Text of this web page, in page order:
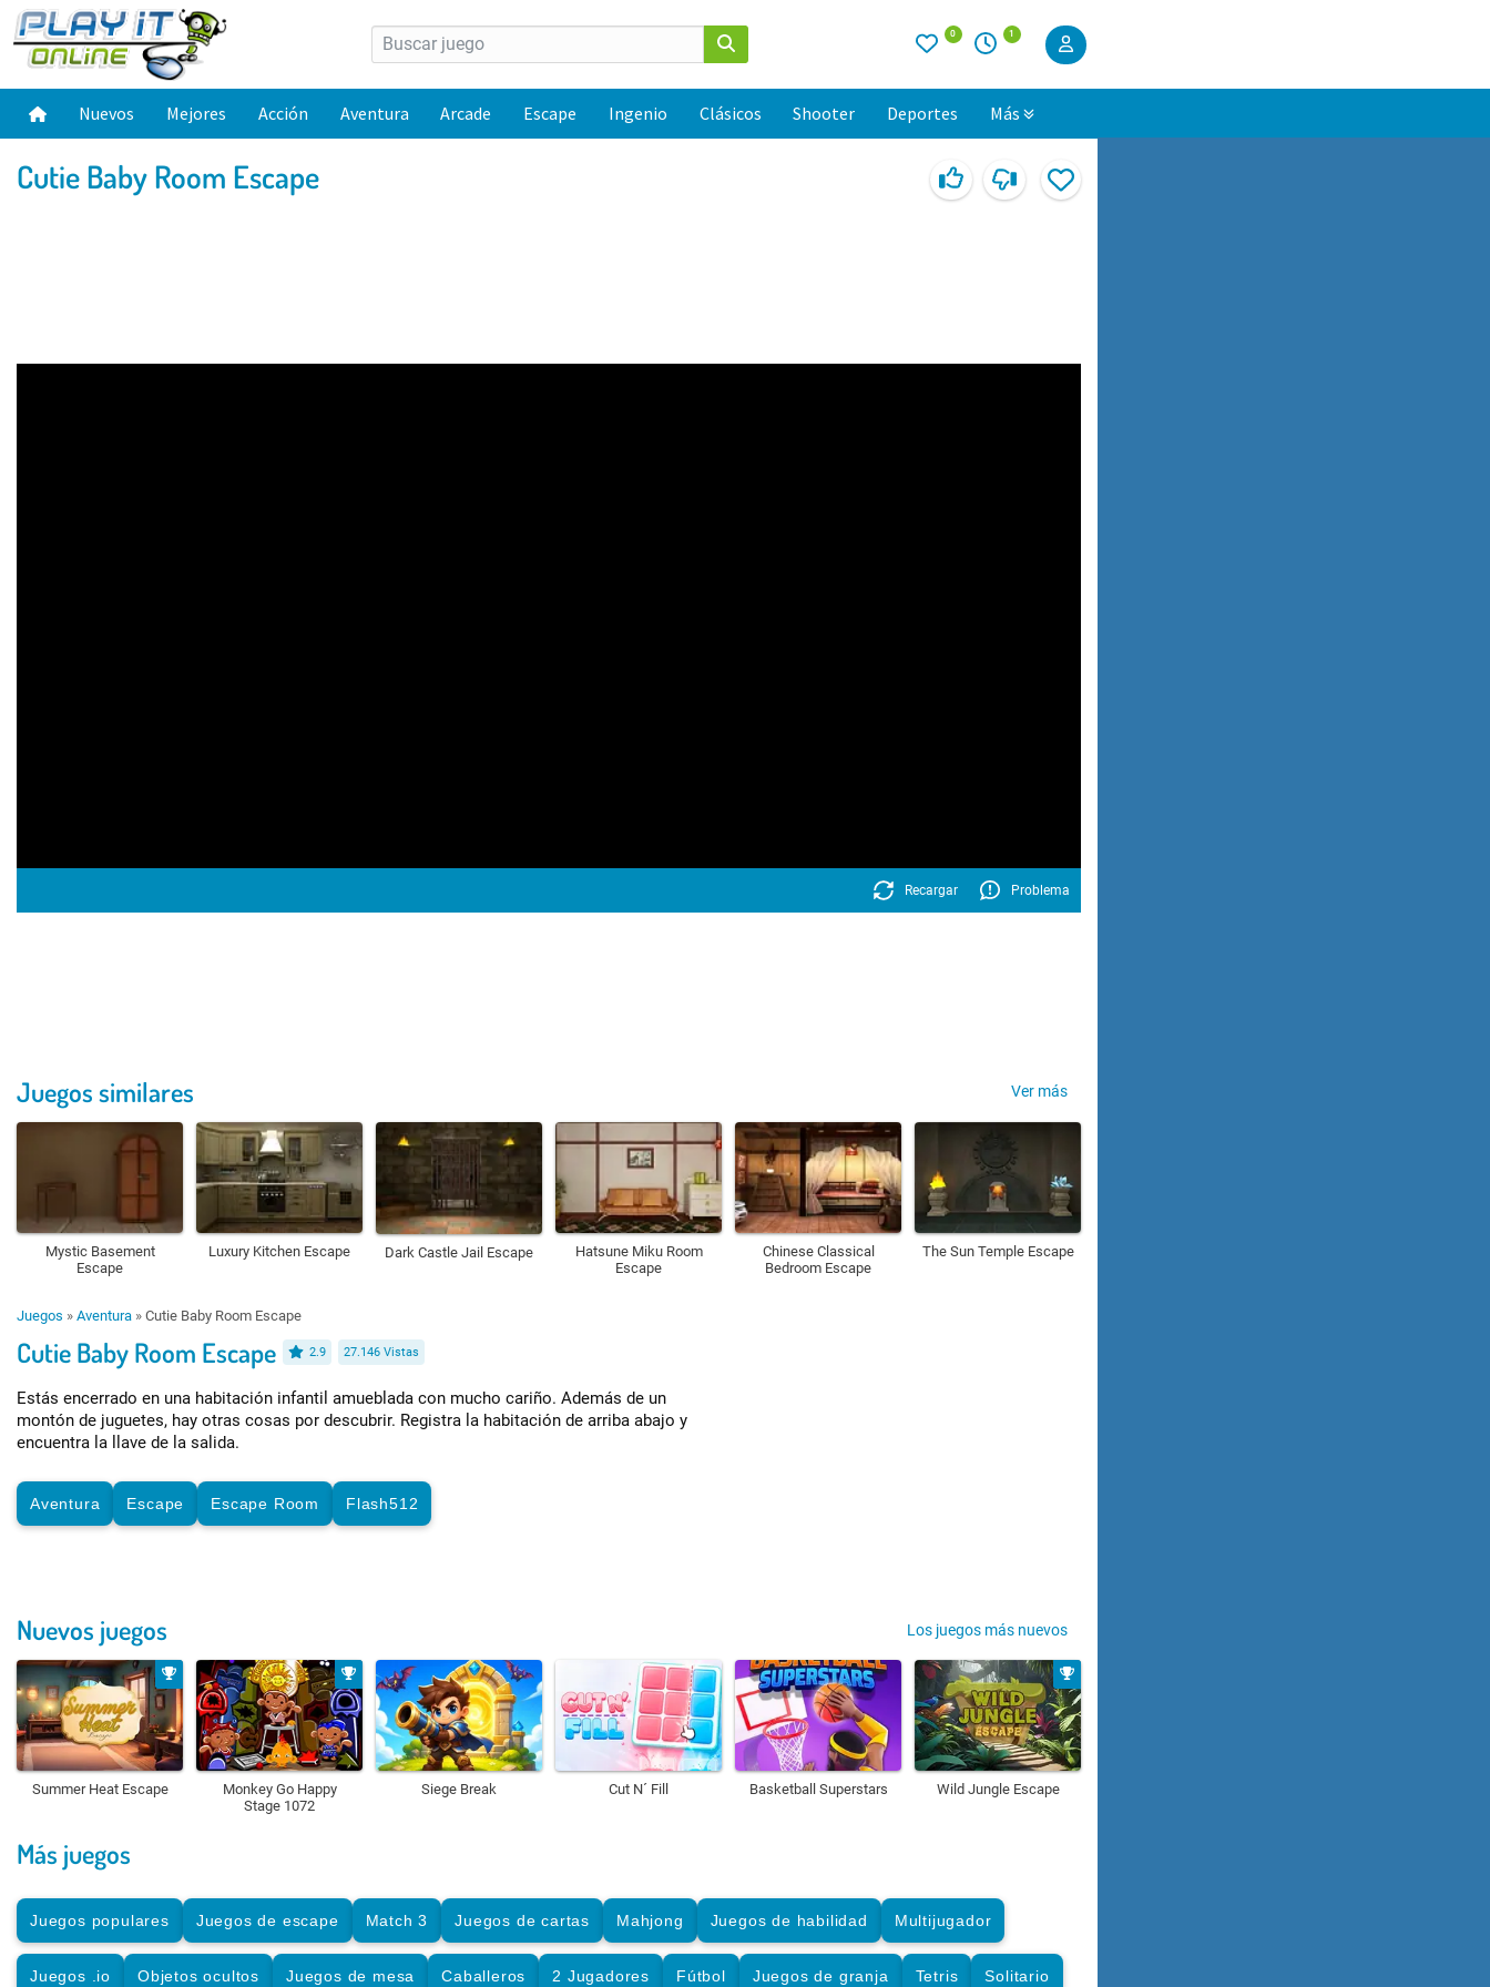
0 1
Nuevos Mejores Acción Aventura Arcade Escape Ingenio Clásicos Shooter Deportes Más
Cutie Baby Room Escape
Recargar Problema
Juegos similares Ver más
Mystic Basement
Escape
Luxury Kitchen Escape Dark Castle Jail Escape
Hatsune Miku Room
Escape
Chinese Classical
Bedroom Escape
The Sun Temple Escape
Juegos » Aventura » Cutie Baby Room Escape
Cutie Baby Room Escape 2.9 27.146 Vistas
Estás encerrado en una habitación infantil amueblada con mucho cariño. Además de un
montón de juguetes, hay otras cosas por descubrir. Registra la habitación de arriba abajo y
encuentra la llave de la salida.
Aventura Escape Escape Room Flash512
Nuevos juegos Los juegos más nuevos
Summer Heat Escape
Monkey Go Happy
Stage 1072
Siege Break Cut N´ Fill Basketball Superstars Wild Jungle Escape
Más juegos
Juegos populares Juegos de escape Match 3 Juegos de cartas Mahjong Juegos de habilidad Multijugador
Juegos .io Objetos ocultos Juegos de mesa Caballeros 2 Jugadores Fútbol Juegos de granja Tetris Solitario